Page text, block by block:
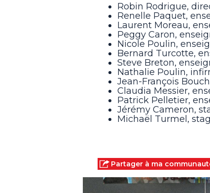
Robin Rodrigue,
Renelle Paquet,
Laurent Moreau,
Peggy Caron,
Nicole Poulin,
Bernard Turcotte,
Steve Breton,
Nathalie Poulin,
Jean-François
Claudia Messier,
Patrick Pelletier,
Jérémy Cameron,
Michaël Turmel,
Partager à ma